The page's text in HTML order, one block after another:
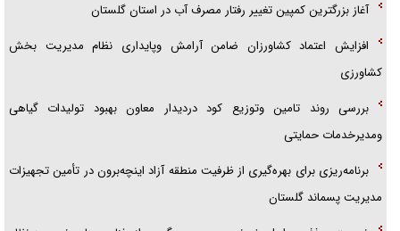
آغاز بزرگترین كمپین تغییر رفتار مصرف آب در استان گلستان
افزایش اعتماد کشاورزان ضامن آرامش وپایداری نظام مدیریت بخش
کشاورزی
بررسی روند تامین وتوزیع کود دردیدار معاون بهبود تولیدات گیاهی
ومدیرخدمات حمایتی
برنامه‌ریزی برای بهره‌گیری از ظرفیت منطقه آزاد اینچه‌برون در تأمین تجهیزات
مدیریت پسماند گلستان